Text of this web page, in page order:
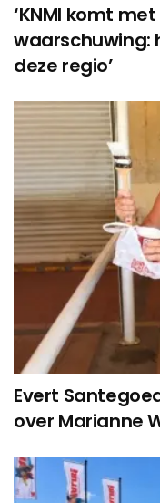
‘KNMI komt
waarschuwing:
deze regio’
Evert
over Marianne